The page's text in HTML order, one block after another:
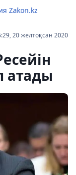
Zakon.kz
20 желтоқсан 2020
атады